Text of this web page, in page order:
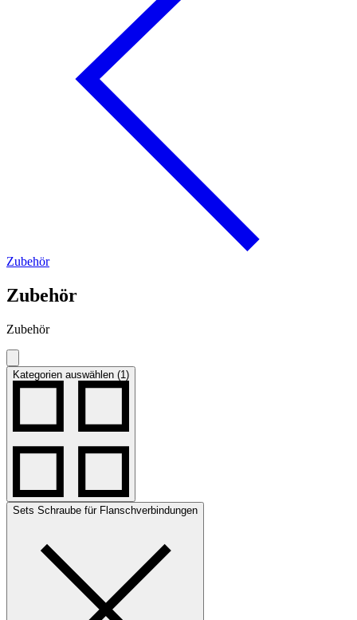
Zubehör
Zubehör
Zubehör
Kategorien auswählen (1)
Sets Schraube für Flanschverbindungen